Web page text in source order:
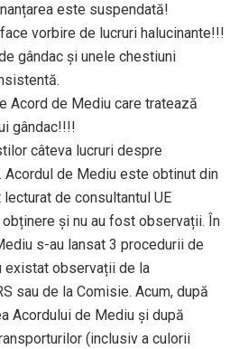
este suspendată!
vorbire de lucruri halucinante!!!
gândac și unele chestiuni
Acord de Mediu care tratează
gândac!!!!
câteva lucruri despre
de Mediu este obtinut din
de consultantul UE
și nu au fost observații. În
s-au lansat 3 procedurii de
existat observații de la
sau de la Comisie. Acum, după
Acordului de Mediu și după
(inclusiv a culorii